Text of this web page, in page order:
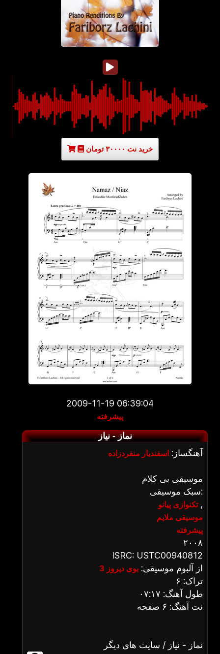
خرید نت ۳۰۰۰۰ تومان
2009-11-19 06:39:04
پیشرفته
نماز - نیاز
آهنگساز: اسفندیار منفردزاده
موسیقی بی کلام
سبک موسیقی:
تکنوازی پیانو,
موسیقی ملایم
پیشرفته
۲۰۰۸
ISRC: USTC00940812
از آلبوم موسیقی: بوی دیروز 3
تراک: ۶
طول آهنگ: ۰۷:۱۷
نت آهنگ: ۶ صفحه
نماز - نیاز / سایت های دیگر